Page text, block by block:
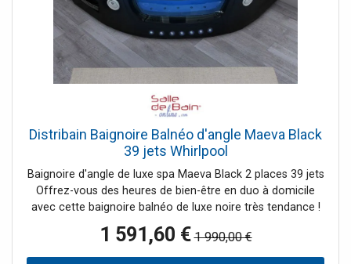
Distribain Baignoire Balnéo d'angle Maeva Black
39 jets Whirlpool
Baignoire d'angle de luxe spa Maeva Black 2 places 39 jets
Offrez-vous des heures de bien-être en duo à domicile
avec cette baignoire balnéo de luxe noire très tendance !
Sa petite taille est idéale pour toutes les salles de bains.
Son sens esthétique n'a d'égal que ses performances : elle
possède 39 jets répartis sous tout votre corps pour une
1 591,60 € 1 990,00 €